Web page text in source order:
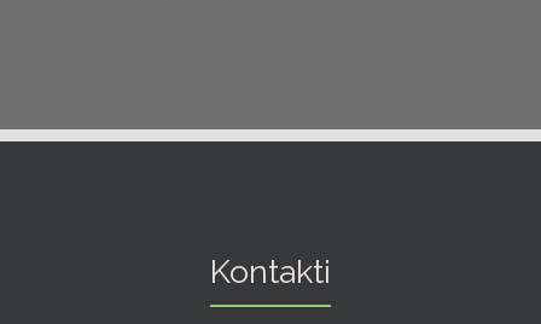
Kontakti